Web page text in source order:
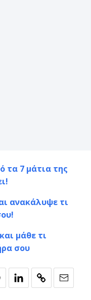
τα 7 μάτια της
ανακάλυψε τι
μάθε τι
σου